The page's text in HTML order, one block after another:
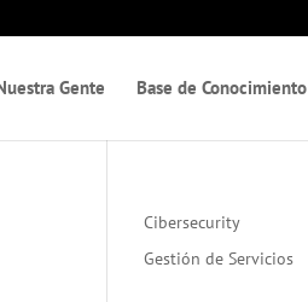
Gente Base de Conocimiento
Cibersecurity
Gestión de Servicios